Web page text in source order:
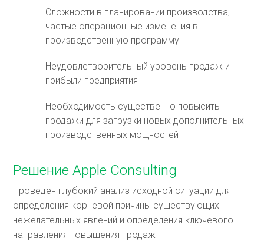
Сложности в планировании производства,
частые операционные изменения в
производственную программу
Неудовлетворительный уровень продаж и
прибыли предприятия
Необходимость существенно повысить
продажи для загрузки новых дополнительных
производственных мощностей
Решение Apple Consulting
Проведен глубокий анализ исходной ситуации для
определения корневой причины существующих
нежелательных явлений и определения ключевого
направления повышения продаж